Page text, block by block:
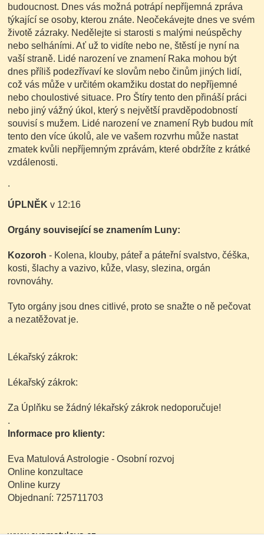
budoucnost. Dnes vás možná potrápí nepříjemná zpráva
týkající se osoby, kterou znáte. Neočekávejte dnes ve svém
životě zázraky. Nedělejte si starosti s malými neúspěchy
nebo selháními. Ať už to vidíte nebo ne, štěstí je nyní na
vaší straně. Lidé narození ve znamení Raka mohou být
dnes příliš podezřívaví ke slovům nebo činům jiných lidí,
což vás může v určitém okamžiku dostat do nepříjemné
nebo choulostivé situace. Pro Štíry tento den přináší práci
nebo jiný vážný úkol, který s největší pravděpodobností
souvisí s mužem. Lidé narození ve znamení Ryb budou mít
tento den více úkolů, ale ve vašem rozvrhu může nastat
zmatek kvůli nepříjemným zprávám, které obdržíte z krátké
vzdálenosti.
.
ÚPLNĚK v 12:16
Orgány související se znamením Luny:
Kozoroh - Kolena, klouby, páteř a páteřní svalstvo, čéška,
kosti, šlachy a vazivo, kůže, vlasy, slezina, orgán
rovnováhy.
Tyto orgány jsou dnes citlivé, proto se snažte o ně pečovat
a nezatěžovat je.
Lékařský zákrok:
Lékařský zákrok:
Za Úplňku se žádný lékařský zákrok nedoporučuje!
.
Informace pro klienty:
Eva Matulová Astrologie - Osobní rozvoj
Online konzultace
Online kurzy
Objednaní: 725711703
www.evamatulova.cz